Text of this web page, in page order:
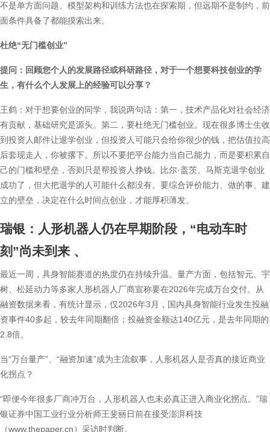
不是单方面问题。模型架构和训练方法也在探索期，但远期不是制约，前
面条件具备了都能摸索出来。
杜绝“无门槛创业”
提问：回顾您个人的发展路径或科研路径，对于一个想要科技创业的学
生，有什么个人发展上的经验可以分享？
王鹤：对于想要创业的同学，我说两句话：第一，技术产品化对社会经济
有贡献，基础研究是源头。第二，要杜绝无门槛创业。现在很多博士生收
到投资人邮件让退学创业，但投资人可能只会给你很少的钱，把估值拉高
后套现走人，你被撂下。所以不要把平台能力当自己能力，而是要积累自
己的门槛和壁垒，否则只是帮投资人挣钱。比尔·盖茨、马斯克退学创业
成功了，但大把退学的人可能什么都没有。要综合评价能力、做的事、建
立的壁垒，决定在什么时间点创业，才能厚积薄发。
瑞银：人形机器人仍在早期阶段，“电动车时
刻”尚未到来 、
最近一周，具身智能赛道的热度仍在持续升温。量产方面，包括智元、宇
树、松延动力等多家人形机器人厂商宣称要在2026年完成万台交付。从
融资数据来看，有统计显示，仅2026年3月，国内具身智能行业发生投融
资事件40多起，较去年同期翻倍；投融资金额达140亿元，是去年同期的
2.8倍。
当“万台量产”、“融资加速”成为主流叙事，人形机器人是否真的接近商业
化拐点？
“即便今年很多厂商冲万台，人形机器人也未必真正进入商业化拐点。”瑞
银证券中国工业行业分析师王斐丽日前在接受澎湃科技
（www.thepaper.cn）采访时判断。